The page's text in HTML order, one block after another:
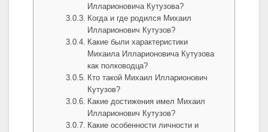
Илларионовича Кутузова?
Когда и где родился Михаил
Илларионович Кутузов?
Какие были характеристики
Михаила Илларионовича Кутузова
как полководца?
Кто такой Михаил Илларионович
Кутузов?
Какие достижения имел Михаил
Илларионович Кутузов?
Какие особенности личности и